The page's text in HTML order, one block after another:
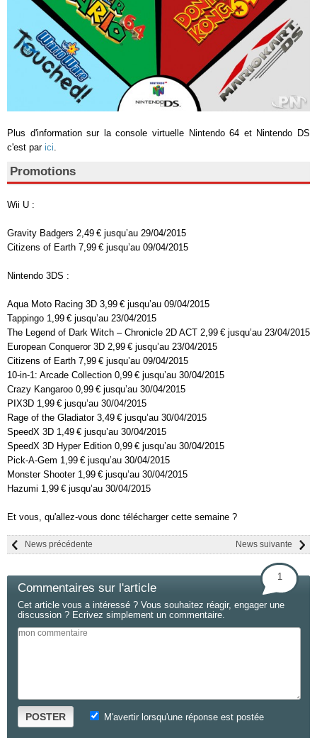
Plus d'information sur la console virtuelle Nintendo 64 et Nintendo DS
c'est par ici.
Promotions
Wii U :
Gravity Badgers 2,49 € jusqu’au 29/04/2015
Citizens of Earth 7,99 € jusqu’au 09/04/2015
Nintendo 3DS :
Aqua Moto Racing 3D 3,99 € jusqu’au 09/04/2015
Tappingo 1,99 € jusqu’au 23/04/2015
The Legend of Dark Witch – Chronicle 2D ACT 2,99 € jusqu’au 23/04/2015
European Conqueror 3D 2,99 € jusqu’au 23/04/2015
Citizens of Earth 7,99 € jusqu’au 09/04/2015
10-in-1: Arcade Collection 0,99 € jusqu’au 30/04/2015
Crazy Kangaroo 0,99 € jusqu’au 30/04/2015
PIX3D 1,99 € jusqu’au 30/04/2015
Rage of the Gladiator 3,49 € jusqu’au 30/04/2015
SpeedX 3D 1,49 € jusqu’au 30/04/2015
SpeedX 3D Hyper Edition 0,99 € jusqu’au 30/04/2015
Pick-A-Gem 1,99 € jusqu’au 30/04/2015
Monster Shooter 1,99 € jusqu’au 30/04/2015
Hazumi 1,99 € jusqu’au 30/04/2015
Et vous, qu'allez-vous donc télécharger cette semaine ?
News suivante
News précédente
Commentaires sur l'article
1
Cet article vous a intéressé ? Vous souhaitez réagir, engager une
discussion ? Ecrivez simplement un commentaire.
POSTER M'avertir lorsqu'une réponse est postée